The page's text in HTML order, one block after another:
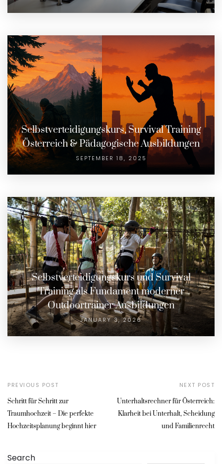
Selbstverteidigungskurs, Survival Training
Österreich & Pädagogische Ausbildungen
SEPTEMBER 18, 2025
Selbstverteidigungskurs und Survival
Training als Fundament moderner
Outdoortrainer-Ausbildungen
JANUARY 3, 2026
PREVIOUS POST
Schritt für Schritt zur
Traumhochzeit – Die perfekte
Hochzeitsplanung beginnt hier
NEXT POST
Unterhaltsrechner für Österreich:
Klarheit bei Unterhalt, Scheidung
und Familienrecht
Search